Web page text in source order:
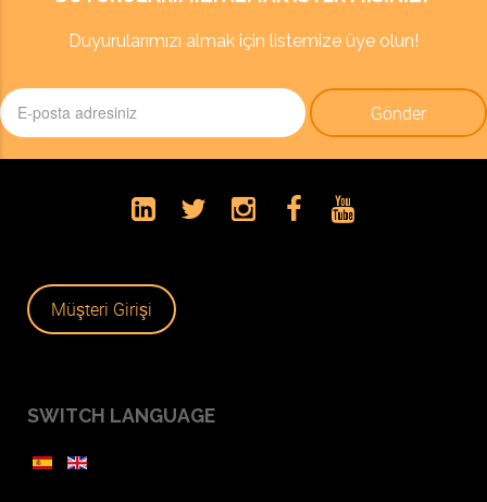
Duyurularımızı almak için listemize üye olun!
Müşteri Girişi
SWITCH LANGUAGE